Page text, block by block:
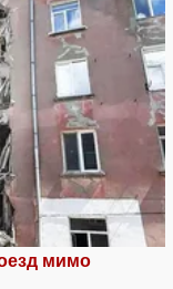
мимо